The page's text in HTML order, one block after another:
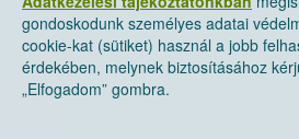
gondoskodunk személyes adatai
cookie-kat (sütiket) használ a jobb
érdekében, melynek biztosításához
„Elfogadom” gombra.